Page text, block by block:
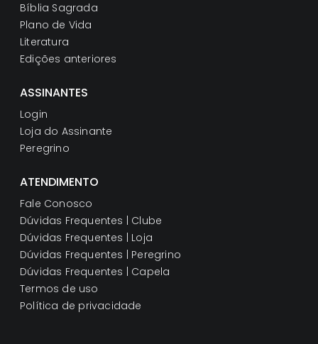
Bíblia Sagrada
Plano de Vida
Literatura
Edições anteriores
ASSINANTES
Login
Loja do Assinante
Peregrino
ATENDIMENTO
Fale Conosco
Dúvidas Frequentes | Clube
Dúvidas Frequentes | Loja
Dúvidas Frequentes | Peregrino
Dúvidas Frequentes | Capela
Termos de uso
Política de privacidade